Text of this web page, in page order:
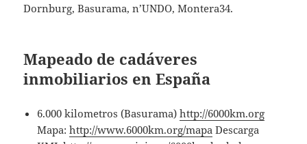
Dornburg, Basurama, n’UNDO, Montera34.
Mapeado de cadáveres
inmobiliarios en España
6.000 kilometros (Basurama)http://6000km.org
Mapa:http://www.6000km.org/mapa Descarga